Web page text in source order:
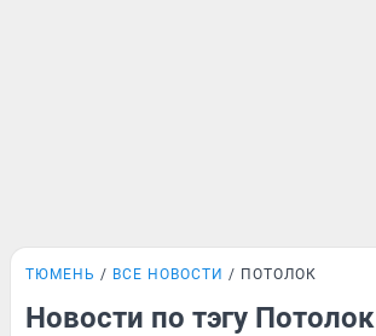
ТЮМЕНЬ ВСЕ НОВОСТИ ПОТОЛОК
Новости по тэгу Потолок